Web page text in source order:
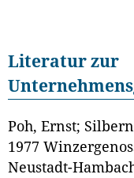
Literatur zur
Poh, Ernst;
1977
Neustadt-